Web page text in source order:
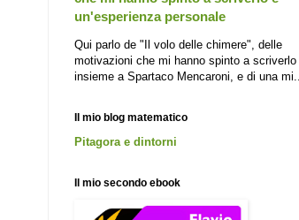
un'esperienza personale
Qui parlo de "Il volo delle chimere", delle
motivazioni che mi hanno spinto a scriverlo
insieme a Spartaco Mencaroni, e di una mi...
Il mio blog matematico
Pitagora e dintorni
Il mio secondo ebook